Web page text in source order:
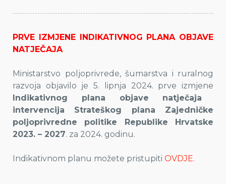
PRVE IZMJENE INDIKATIVNOG PLANA OBJAVE
NATJEČAJA
Ministarstvo poljoprivrede, šumarstva i ruralnog
razvoja objavilo je 5. lipnja 2024. prve izmjene
Indikativnog plana objave natječaja
intervencija Strateškog plana Zajedničke
poljoprivredne politike Republike Hrvatske
2023. – 2027. za 2024. godinu.
Indikativnom planu možete pristupiti OVDJE.